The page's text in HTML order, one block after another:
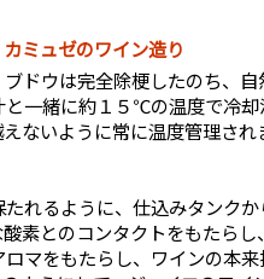
ミュゼのワイン造り
ドウは完全除梗したのち、自
一緒に約１５℃の温度で冷却
ないように常に温度管理され
れるように、仕込みタンクか
素とのコンタクトをもたらし
マをもたらし、ワインの本来